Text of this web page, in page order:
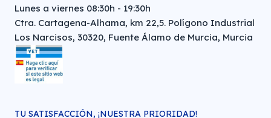
Lunes a viernes 08:30h - 19:30h
Ctra. Cartagena-Alhama, km 22,5. Polígono Industrial
Los Narcisos, 30320, Fuente Álamo de Murcia, Murcia
TU SATISFACCIÓN, ¡NUESTRA PRIORIDAD!